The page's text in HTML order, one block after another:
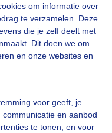
om informatie over
te verzamelen. Deze
die je zelf deelt met
Dit doen we om
en onze websites en
voor geeft, je
en aanbod
te tonen, en voor